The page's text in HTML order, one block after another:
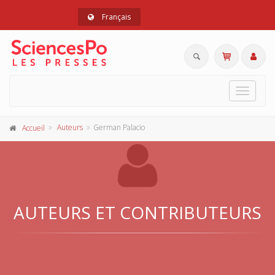
Français
Toggle
Accueil Auteurs German Palacio
AUTEURS ET CONTRIBUTEURS